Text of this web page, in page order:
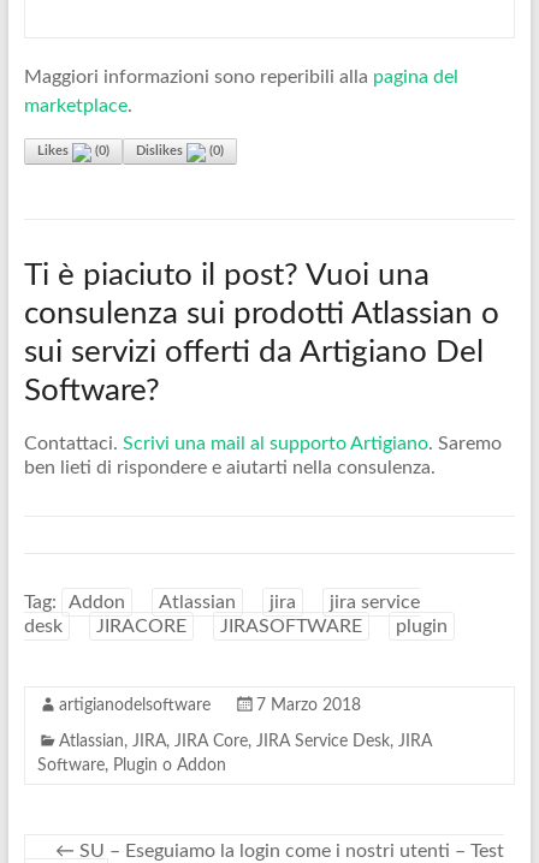
Maggiori informazioni sono reperibili alla pagina del
marketplace.
Likes (0) Dislikes (0)
Ti è piaciuto il post? Vuoi una
consulenza sui prodotti Atlassian o
sui servizi offerti da Artigiano Del
Software?
Contattaci. Scrivi una mail al supporto Artigiano. Saremo
ben lieti di rispondere e aiutarti nella consulenza.
Tag: Addon Atlassian jira
jira service
desk
JIRACORE JIRASOFTWARE plugin
artigianodelsoftware 7 Marzo 2018
Atlassian, JIRA, JIRA Core, JIRA Service Desk, JIRA
Software, Plugin o Addon
← SU – Eseguiamo la login come i nostri utenti – Test